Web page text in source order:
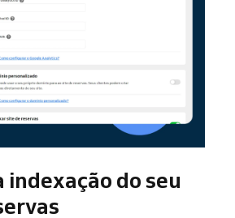
indexação do seu